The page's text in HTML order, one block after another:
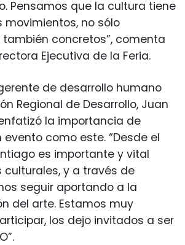
Pensamos que la cultura tiene
movimientos, no sólo
concretos”, comenta
Ejecutiva de la Feria.
de desarrollo humano
Regional de Desarrollo, Juan
la importancia de
como este. “Desde el
es importante y vital
culturales, y a través de
seguir aportando a la
del arte. Estamos muy
los dejo invitados a ser